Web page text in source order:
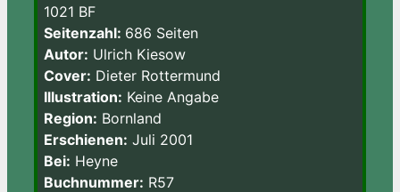
1021 BF
Seitenzahl: 686 Seiten
Autor: Ulrich Kiesow
Cover: Dieter Rottermund
Illustration: Keine Angabe
Region: Bornland
Erschienen: Juli 2001
Bei: Heyne
Buchnummer: R57